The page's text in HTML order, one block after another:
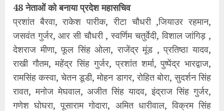
48 नेताओं को बनाया प्रदेश महासचिव
प्रशांत बैरवा, राकेश पारीक, रीटा चौधरी ,जियाउर रहमान,
जसवंत गुर्जर, आर सी चौधरी , स्वर्णिम चतुर्वेदी, विशाल जांगिड़ ,
देशराज मीणा, फूल सिंह ओला, राजेंद्र मूंड , प्रतिष्ठा यादव,
राखी गौतम, महेंद्र सिंह गुर्जर, प्रशांत शर्मा, पुष्पेंद्र भारद्वाज,
रामसिंह कस्वा, चेतन डूडी, मोहन डागर, रोहित बोरा, सुदर्शन सिंह
रावत, मनोज मेघवाल, अजीत सिंह यादव, इंद्राज सिंह गुर्जर,
गणेश घोघरा, पूसाराम गोदारा, अमित धारीवाल, विक्रम सिंह